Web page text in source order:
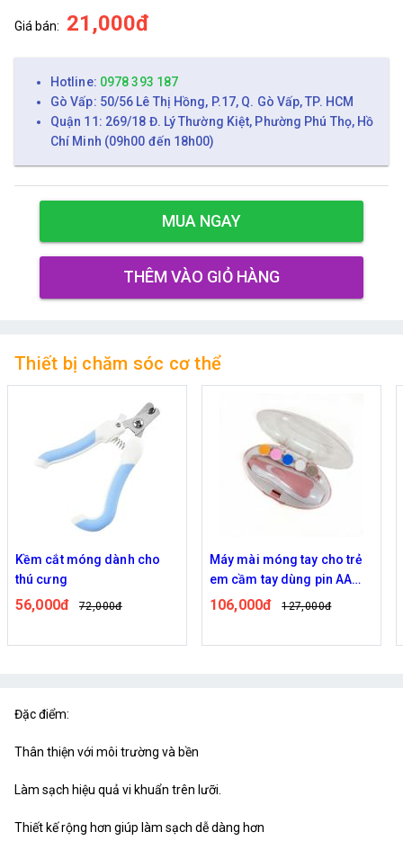
Giá bán: 21,000đ
Hotline: 0978 393 187
Gò Vấp: 50/56 Lê Thị Hồng, P.17, Q. Gò Vấp, TP. HCM
Quận 11: 269/18 Đ. Lý Thường Kiệt, Phường Phú Thọ, Hồ
Chí Minh (09h00 đến 18h00)
MUA NGAY
THÊM VÀO GIỎ HÀNG
Thiết bị chăm sóc cơ thể
Kềm cắt móng dành cho
thú cưng
56,000đ 72,000đ
Máy mài móng tay cho trẻ
em cầm tay dùng pin AA
tiện lợi
106,000đ 127,000đ
Đặc điểm:
Thân thiện với môi trường và bền
Làm sạch hiệu quả vi khuẩn trên lưỡi.
Thiết kế rộng hơn giúp làm sạch dễ dàng hơn